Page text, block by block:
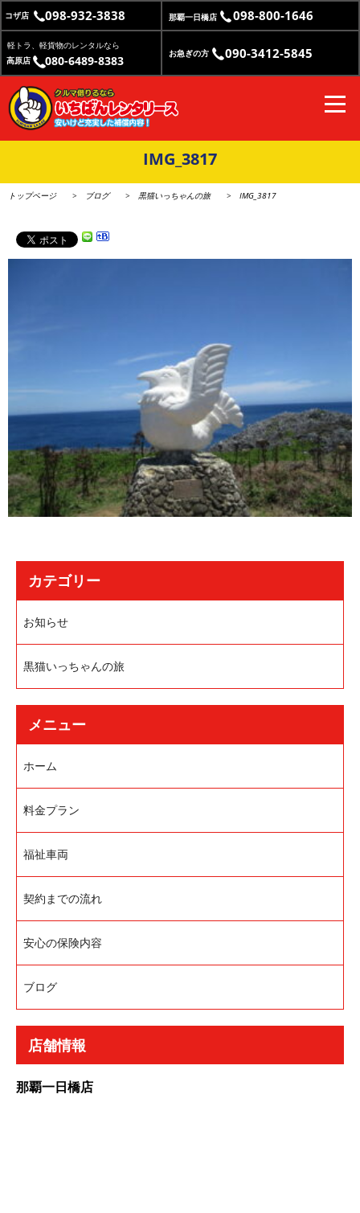
コザ店 098-932-3838 那覇一日橋店 098-800-1646
軽トラ、軽貨物のレンタルなら
高原店
080-6489-8383 お急ぎの方 090-3412-5845
IMG_3817
トップページ ブログ 黒猫いっちゃんの旅 IMG_3817
カテゴリー
お知らせ
黒猫いっちゃんの旅
メニュー
ホーム
料金プラン
福祉車両
契約までの流れ
安心の保険内容
ブログ
店舗情報
那覇一日橋店